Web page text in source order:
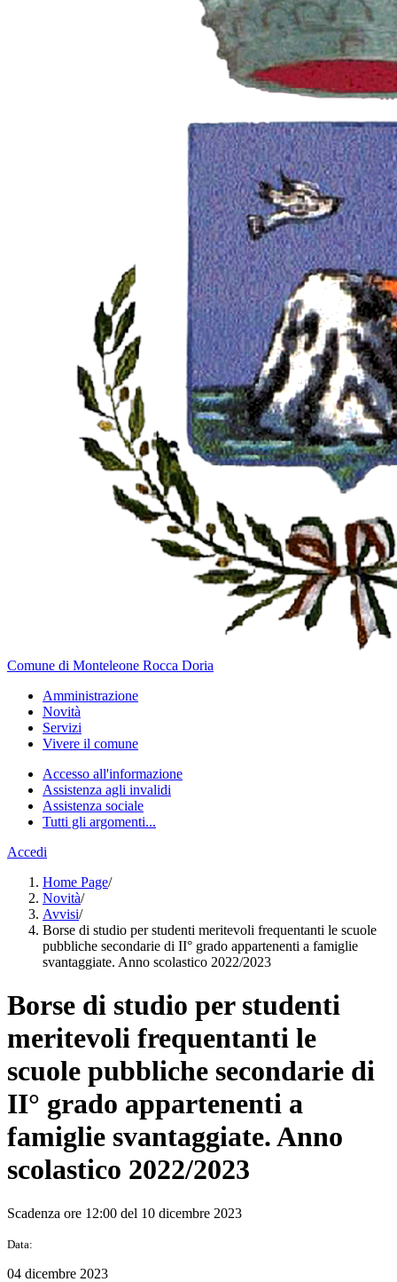
Comune di Monteleone Rocca Doria
Amministrazione
Novità
Servizi
Vivere il comune
Accesso all'informazione
Assistenza agli invalidi
Assistenza sociale
Tutti gli argomenti...
Accedi
Home Page/
Novità/
Avvisi/
Borse di studio per studenti meritevoli frequentanti le scuole
pubbliche secondarie di II° grado appartenenti a famiglie
svantaggiate. Anno scolastico 2022/2023
Borse di studio per studenti
meritevoli frequentanti le
scuole pubbliche secondarie di
II° grado appartenenti a
famiglie svantaggiate. Anno
scolastico 2022/2023
Scadenza ore 12:00 del 10 dicembre 2023
Data:
04 dicembre 2023